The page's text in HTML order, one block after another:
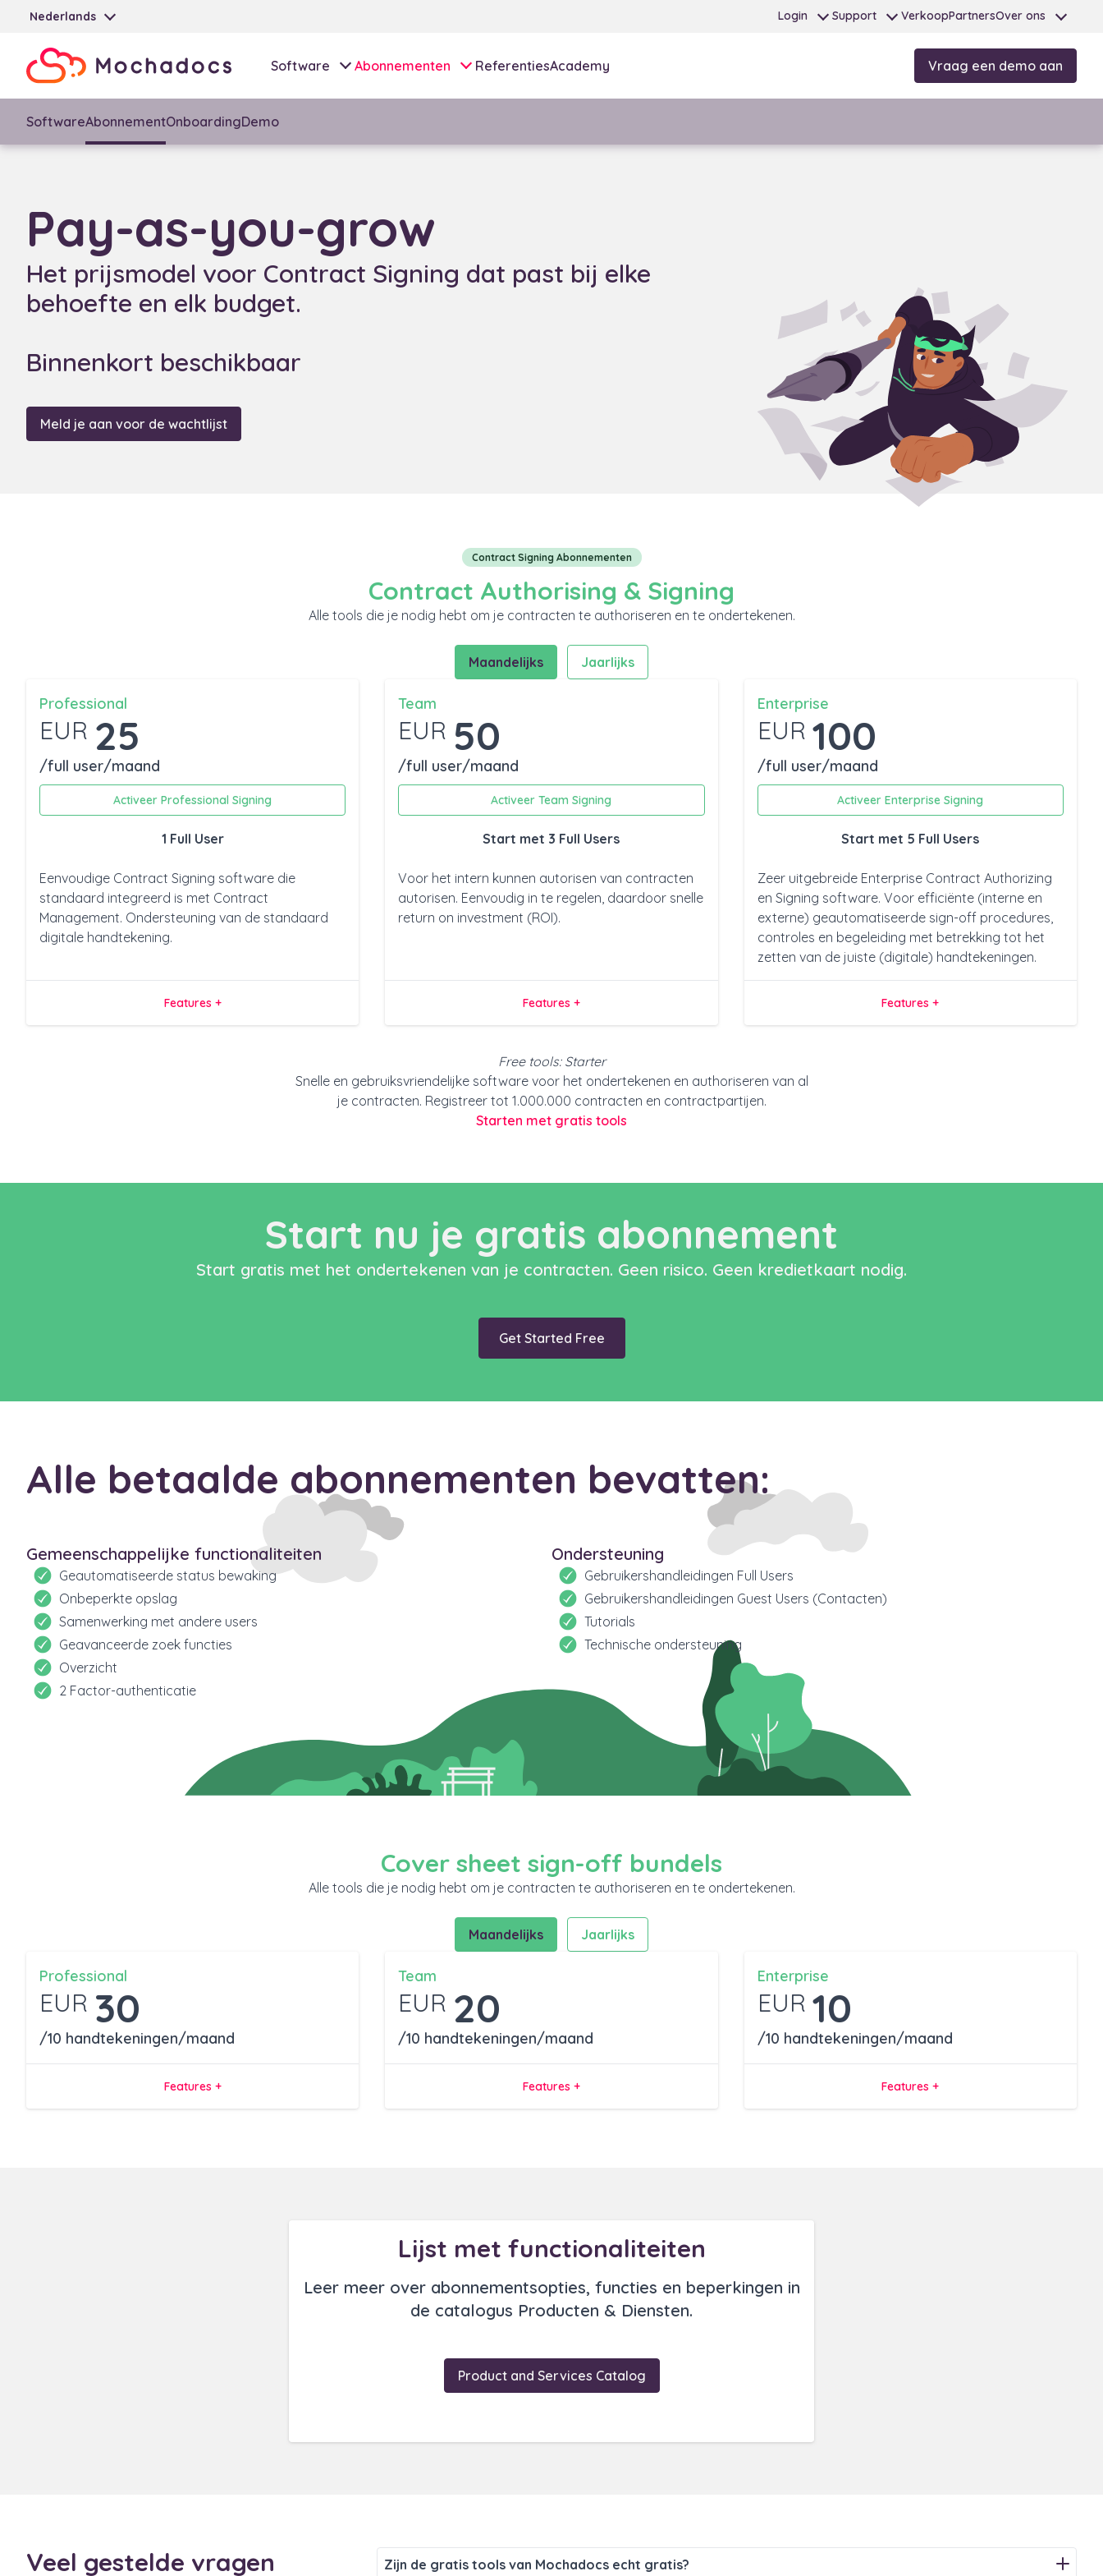
Nederlands Login Support VerkoopPartnersOver ons
Software Abonnementen ReferentiesAcademy Vraag een demo aan
SoftwareAbonnementOnboardingDemo
Pay-as-you-grow
Het prijsmodel voor Contract Signing dat past bij elke
behoefte en elk budget.
Binnenkort beschikbaar
Meld je aan voor de wachtlijst
Contract Signing Abonnementen
Contract Authorising & Signing
Alle tools die je nodig hebt om je contracten te authoriseren en te ondertekenen.
Maandelijks Jaarlijks
Professional
EUR 25
/full user/maand
Activeer Professional Signing
1 Full User
Eenvoudige Contract Signing software die
standaard integreerd is met Contract
Management. Ondersteuning van de standaard
digitale handtekening.
Features +
Team
EUR 50
/full user/maand
Activeer Team Signing
Start met 3 Full Users
Voor het intern kunnen autorisen van contracten
autorisen. Eenvoudig in te regelen, daardoor snelle
return on investment (ROI).
Features +
Enterprise
EUR 100
/full user/maand
Activeer Enterprise Signing
Start met 5 Full Users
Zeer uitgebreide Enterprise Contract Authorizing
en Signing software. Voor efficiënte (interne en
externe) geautomatiseerde sign-off procedures,
controles en begeleiding met betrekking tot het
zetten van de juiste (digitale) handtekeningen.
Features +
Free tools: Starter
Snelle en gebruiksvriendelijke software voor het ondertekenen en authoriseren van al
je contracten. Registreer tot 1.000.000 contracten en contractpartijen.
Starten met gratis tools
Start nu je gratis abonnement
Start gratis met het ondertekenen van je contracten. Geen risico. Geen kredietkaart nodig.
Get Started Free
Alle betaalde abonnementen bevatten:
Gemeenschappelijke functionaliteiten
Geautomatiseerde status bewaking
Onbeperkte opslag
Samenwerking met andere users
Geavanceerde zoek functies
Overzicht
2 Factor-authenticatie
Ondersteuning
Gebruikershandleidingen Full Users
Gebruikershandleidingen Guest Users (Contacten)
Tutorials
Technische ondersteuning
Cover sheet sign-off bundels
Alle tools die je nodig hebt om je contracten te authoriseren en te ondertekenen.
Maandelijks Jaarlijks
Professional
EUR 30
/10 handtekeningen/maand
Features +
Team
EUR 20
/10 handtekeningen/maand
Features +
Enterprise
EUR 10
/10 handtekeningen/maand
Features +
Lijst met functionaliteiten
Leer meer over abonnementsopties, functies en beperkingen in
de catalogus Producten & Diensten.
Product and Services Catalog
Veel gestelde vragen
Zijn de gratis tools van Mochadocs echt gratis?